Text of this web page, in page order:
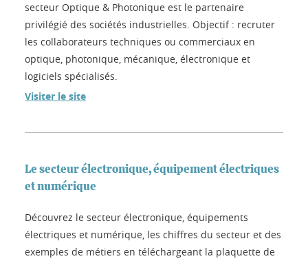
secteur Optique & Photonique est le partenaire
privilégié des sociétés industrielles. Objectif : recruter
les collaborateurs techniques ou commerciaux en
optique, photonique, mécanique, électronique et
logiciels spécialisés.
Visiter le site
Le secteur électronique, équipement électriques
et numérique
Découvrez le secteur électronique, équipements
électriques et numérique, les chiffres du secteur et des
exemples de métiers en téléchargeant la plaquette de